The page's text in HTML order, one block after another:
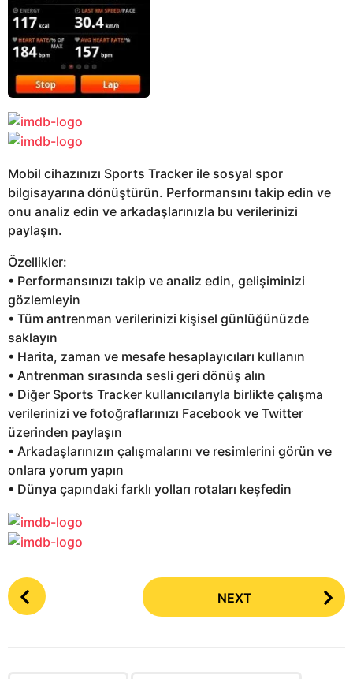
Mobil cihazınızı Sports Tracker ile sosyal spor
bilgisayarına dönüştürün. Performansını takip edin ve
onu analiz edin ve arkadaşlarınızla bu verilerinizi
paylaşın.
Özellikler:
• Performansınızı takip ve analiz edin, gelişiminizi
gözlemleyin
• Tüm antrenman verilerinizi kişisel günlüğünüzde
saklayın
• Harita, zaman ve mesafe hesaplayıcıları kullanın
• Antrenman sırasında sesli geri dönüş alın
• Diğer Sports Tracker kullanıcılarıyla birlikte çalışma
verilerinizi ve fotoğraflarınızı Facebook ve Twitter
üzerinden paylaşın
• Arkadaşlarınızın çalışmalarını ve resimlerini görün ve
onlara yorum yapın
• Dünya çapındaki farklı yolları rotaları keşfedin
P
o
NEXT